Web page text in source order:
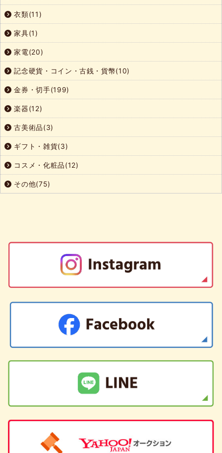
衣類(11)
家具(1)
家電(20)
記念硬貨・コイン・古銭・貨幣(10)
金券・切手(199)
楽器(12)
古美術品(3)
ギフト・雑貨(3)
コスメ・化粧品(12)
その他(75)